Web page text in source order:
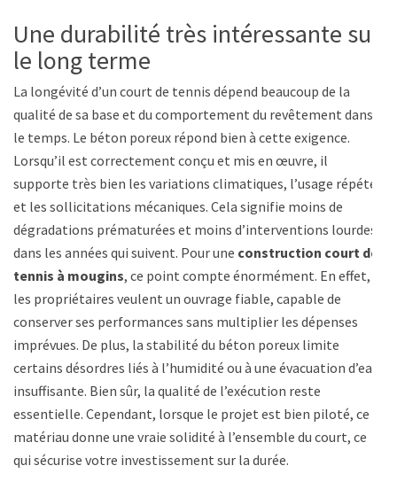
Une durabilité très intéressante sur
le long terme
La longévité d’un court de tennis dépend beaucoup de la
qualité de sa base et du comportement du revêtement dans
le temps. Le béton poreux répond bien à cette exigence.
Lorsqu’il est correctement conçu et mis en œuvre, il
supporte très bien les variations climatiques, l’usage répété
et les sollicitations mécaniques. Cela signifie moins de
dégradations prématurées et moins d’interventions lourdes
dans les années qui suivent. Pour une construction court de
tennis à mougins, ce point compte énormément. En effet,
les propriétaires veulent un ouvrage fiable, capable de
conserver ses performances sans multiplier les dépenses
imprévues. De plus, la stabilité du béton poreux limite
certains désordres liés à l’humidité ou à une évacuation d’eau
insuffisante. Bien sûr, la qualité de l’exécution reste
essentielle. Cependant, lorsque le projet est bien piloté, ce
matériau donne une vraie solidité à l’ensemble du court, ce
qui sécurise votre investissement sur la durée.